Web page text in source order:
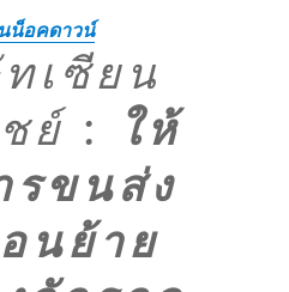
น็อคดาวน์
เซียน
ย์ :
ให้
รขนส่ง
นย้าย